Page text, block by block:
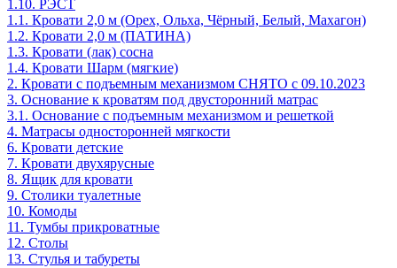
1.10. РЭСТ
1.1. Кровати 2,0 м (Орех, Ольха, Чёрный, Белый, Махагон)
1.2. Кровати 2,0 м (ПАТИНА)
1.3. Кровати (лак) сосна
1.4. Кровати Шарм (мягкие)
2. Кровати с подъемным механизмом СНЯТО с 09.10.2023
3. Основание к кроватям под двусторонний матрас
3.1. Основание с подъемным механизмом и решеткой
4. Матрасы односторонней мягкости
6. Кровати детские
7. Кровати двухярусные
8. Ящик для кровати
9. Столики туалетные
10. Комоды
11. Тумбы прикроватные
12. Столы
13. Стулья и табуреты